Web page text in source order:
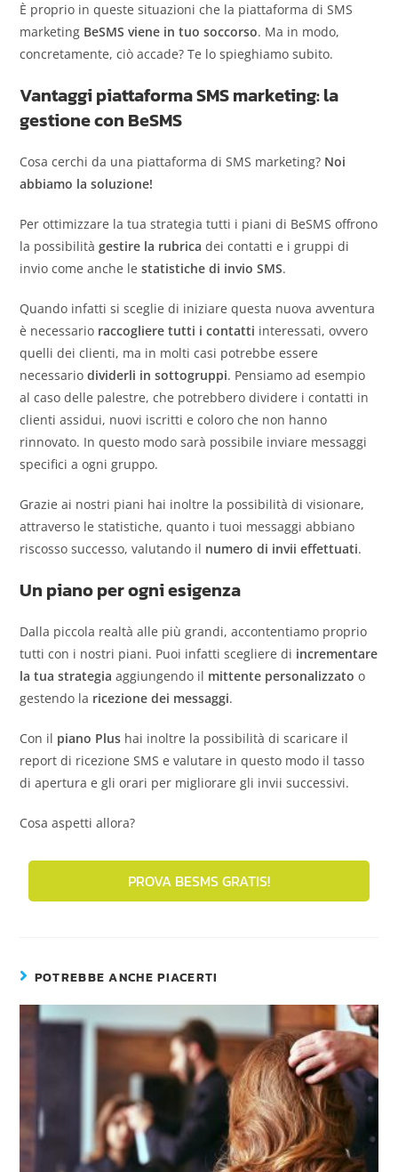
È proprio in queste situazioni che la piattaforma di SMS
marketing BeSMS viene in tuo soccorso. Ma in modo,
concretamente, ciò accade? Te lo spieghiamo subito.
Vantaggi piattaforma SMS marketing: la
gestione con BeSMS
Cosa cerchi da una piattaforma di SMS marketing? Noi
abbiamo la soluzione!
Per ottimizzare la tua strategia tutti i piani di BeSMS offrono
la possibilitàgestire la rubrica dei contatti e i gruppi di
invio come anche lestatistiche di invio SMS.
Quando infatti si sceglie di iniziare questa nuova avventura
è necessario raccogliere tutti i contatti interessati, ovvero
quelli dei clienti, ma in molti casi potrebbe essere
necessariodividerli in sottogruppi. Pensiamo ad esempio
al caso delle palestre, che potrebbero dividere i contatti in
clienti assidui, nuovi iscritti e coloro che non hanno
rinnovato. In questo modo sarà possibile inviare messaggi
specifici a ogni gruppo.
Grazie ai nostri piani hai inoltre la possibilità di visionare,
attraverso le statistiche, quanto i tuoi messaggi abbiano
riscosso successo, valutando il numero di invii effettuati.
Un piano per ogni esigenza
Dalla piccola realtà alle più grandi, accontentiamo proprio
tutti con i nostri piani. Puoi infatti scegliere di incrementare
la tua strategia aggiungendo il mittente personalizzato o
gestendo la ricezione dei messaggi.
Con il piano Plus hai inoltre la possibilità di scaricare il
report di ricezione SMS e valutare in questo modo il tasso
di apertura e gli orari per migliorare gli invii successivi.
Cosa aspetti allora?
PROVA BESMS GRATIS!
POTREBBE ANCHE PIACERTI